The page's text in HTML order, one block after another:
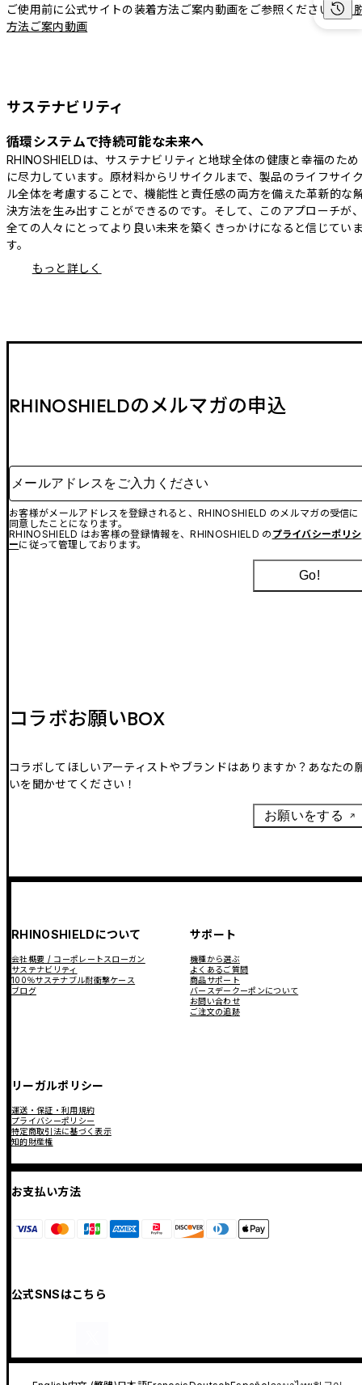
ご使用前に公式サイトの装着方法ご案内動画をご参照ください。着
方法ご案内動画
サステナビリティ
循環システムで持続可能な未来へ
RHINOSHIELDは、サステナビリティと地球全体の健康と幸福のため
に尽力しています。原材料からリサイクルまで、製品のライフサイ
ル全体を考慮することで、機能性と責任感の両方を備えた革新的な
決方法を生み出すことができるのです。そして、このアプローチが
全ての人々にとってより良い未来を築くきっかけになると信じてい
す。
もっと詳しく
RHINOSHIELDのメルマガの申込
メールアドレスをご入力ください
お客様がメールアドレスを登録されると、RHINOSHIELD のメルマガの受信に
同意したことになります。
RHINOSHIELD はお客様の登録情報を、RHINOSHIELD の プライバシーポリシ
ーに従って管理しております。
Go!
コラボお願いBOX
コラボしてほしいアーティストやブランドはありますか？あなたの
いを聞かせてください！
お願いをする
RHINOSHIELDについて
会社概要 / コーポレートスローガン
サステナビリティ
100％サステナブル耐衝撃ケース
ブログ
サポート
機種から選ぶ
よくあるご質問
商品サポート
バースデークーポンについて
お問い合わせ
ご注文の追跡
リーガルポリシー
運送・保証・利用規約
プライバシーポリシー
特定商取引法に基づく表示
知的財産権
お支払い方法
公式SNSはこちら